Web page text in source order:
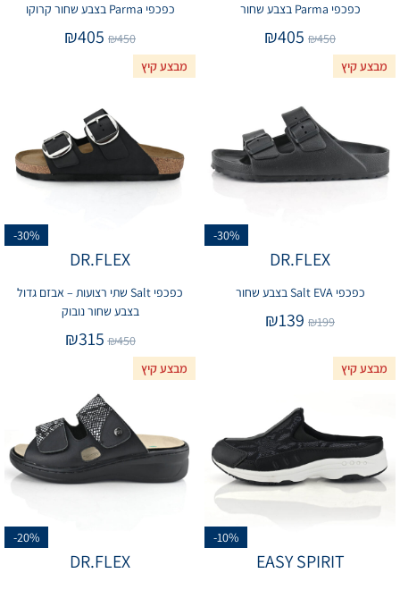
כפכפי Parma בצבע שחור
₪450
₪405
כפכפי Parma בצבע שחור קרוקו
₪450
₪405
מבצע קיץ
-30%
DR.FLEX
כפכפי Salt EVA בצבע שחור
₪199
₪139
מבצע קיץ
-30%
DR.FLEX
כפכפי Salt שתי רצועות – אבזם גדול
בצבע שחור נובוק
₪450
₪315
מבצע קיץ
-10%
EASY SPIRIT
מבצע קיץ
-20%
DR.FLEX